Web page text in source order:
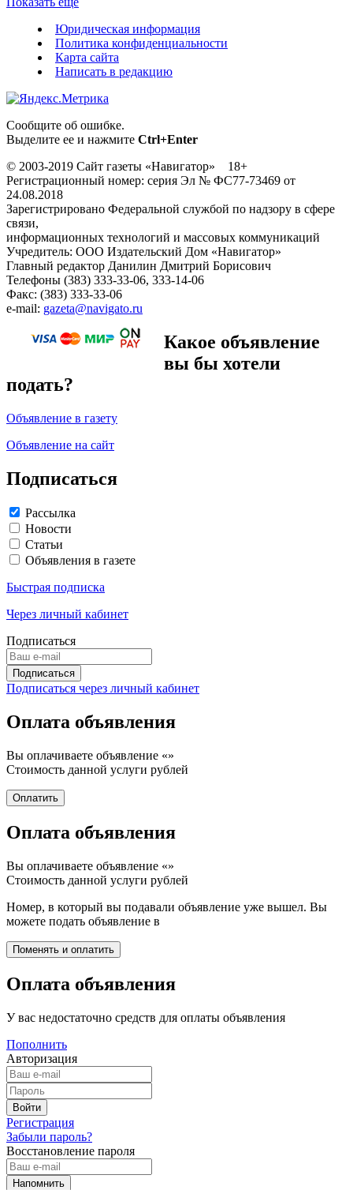
Юридическая информация
Политика конфиденциальности
Карта сайта
Написать в редакцию
Сообщите об ошибке.
Выделите ее и нажмите Ctrl+Enter
© 2003-2019 Сайт газеты «Навигатор» 18+
Регистрационный номер: серия Эл № ФС77-73469 от
24.08.2018
Зарегистрировано Федеральной службой по надзору в сфере
связи,
информационных технологий и массовых коммуникаций
Учредитель: ООО Издательский Дом «Навигатор»
Главный редактор Данилин Дмитрий Борисович
Телефоны (383) 333-33-06, 333-14-06
Факс: (383) 333-33-06
e-mail: gazeta@navigato.ru
Какое объявление
вы бы хотели
подать?
Объявление в газету
Объявление на сайт
Подписаться
Рассылка
Новости
Статьи
Объявления в газете
Быстрая подписка
Через личный кабинет
Подписаться
Подписаться через личный кабинет
Оплата объявления
Вы оплачиваете объявление «»
Стоимость данной услуги рублей
Оплата объявления
Вы оплачиваете объявление «»
Стоимость данной услуги рублей
Номер, в который вы подавали объявление уже вышел. Вы
можете подать объявление в
Оплата объявления
У вас недостаточно средств для оплаты объявления
Пополнить
Авторизация
Регистрация
Забыли пароль?
Восстановление пароля